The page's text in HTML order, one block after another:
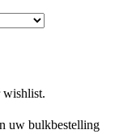
wishlist.
uw bulkbestelling